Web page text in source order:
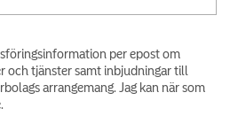
per epost om
och tjänster samt inbjudningar till
arrangemang. Jag kan när som